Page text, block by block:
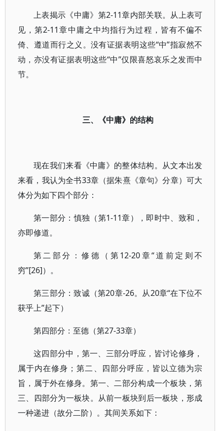
上表揭示《中庸》第2-11章内部关联。从上表可
见，第2-11章中庸之中均指行为过程，皆有不偏不
倚、遵道而行之义。没有证据表明这些“中”指寂然不
动，亦没有证据表明这些“中”仅限喜怒哀乐之发而中
节。
三、《中庸》的结构
现在我们来看《中庸》的整体结构。从文本出发
来看，我认为全书33章（据朱熹《章句》分章）可大
体分为如下四个部分：
第一部分：慎独（第1-11章），即时中、致和，
亦即修道。
第二部分：修德（第12-20章“道前定则不
穷”[26]）。
第三部分：致诚（第20章-26。从20章“在下位不
获乎上”起下）
第四部分：至德（第27-33章）
这四部分中，第一、三部分呼应，皆讨论修身，
属于内在修身；第二、四部分呼应，皆以立德为宗
旨，属于外在修身。第一、二部分构成一个板块，第
三、四部分为一板块。从前一板块到后一板块，形成
一种递进（故分二阶）。其间关系如下：